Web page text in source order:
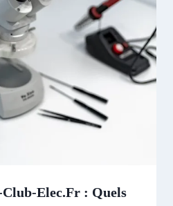
Elec.fr : Quels